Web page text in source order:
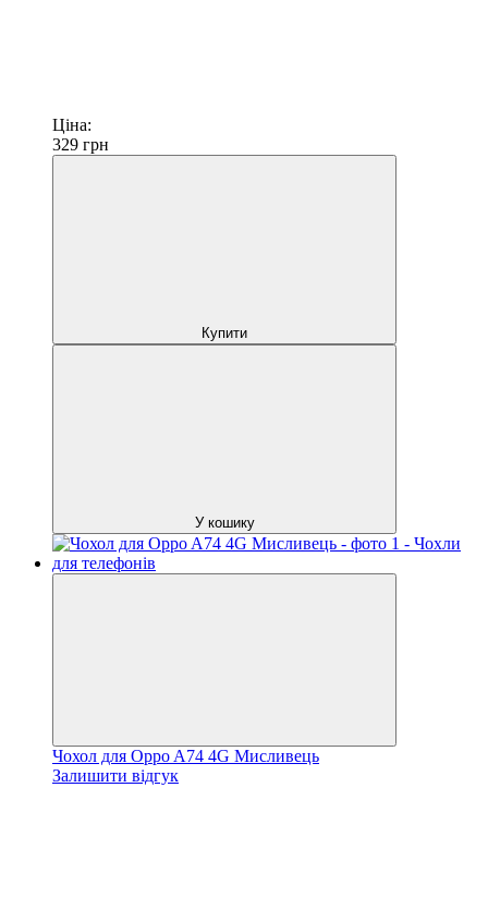
Ціна:
329 грн
Купити
У кошику
Чохол для Oppo A74 4G Мисливець
Залишити відгук